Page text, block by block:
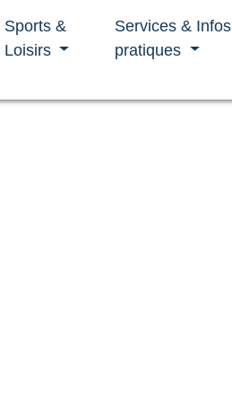
Sports &
Loisirs
Services & Infos
pratiques